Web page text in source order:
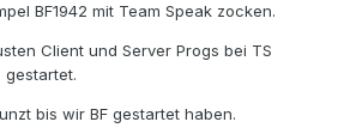
BF1942 mit Team Speak zocken.
Client und Server Progs bei TS
bis wir BF gestartet haben.